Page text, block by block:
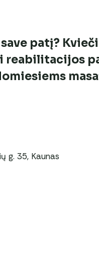
patį?
reabilitacijos
g. 35, Kaunas